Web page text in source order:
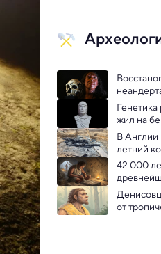
000 лет
Генетика
жил на
лет назад
В
летний
42 000
от